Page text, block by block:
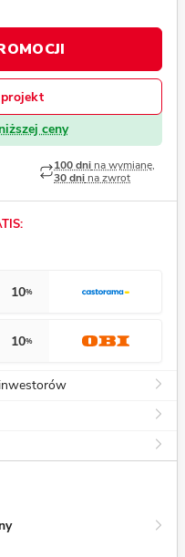
ceny
100 dni na wymianę,
30 dni na zwrot
10%
10%